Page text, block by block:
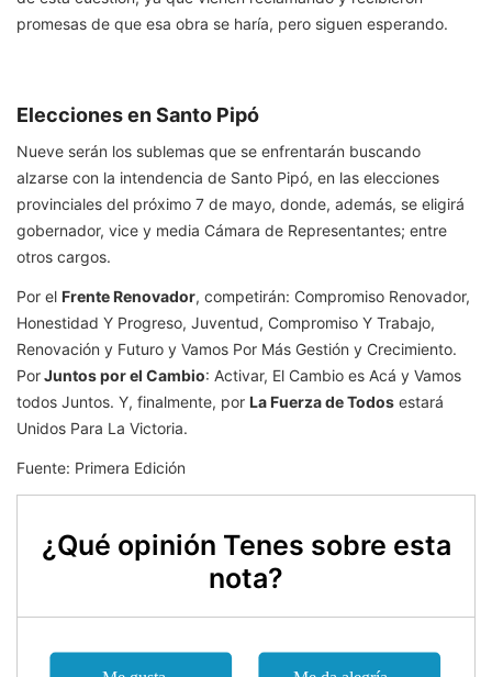
promesas de que esa obra se haría, pero siguen esperando.
Elecciones en Santo Pipó
Nueve serán los sublemas que se enfrentarán buscando
alzarse con la intendencia de Santo Pipó, en las elecciones
provinciales del próximo 7 de mayo, donde, además, se eligirá
gobernador, vice y media Cámara de Representantes; entre
otros cargos.
Por el Frente Renovador, competirán: Compromiso Renovador,
Honestidad Y Progreso, Juventud, Compromiso Y Trabajo,
Renovación y Futuro y Vamos Por Más Gestión y Crecimiento.
PorJuntos por el Cambio: Activar, El Cambio es Acá y Vamos
todos Juntos. Y, finalmente, por La Fuerza de Todos estará
Unidos Para La Victoria.
Fuente: Primera Edición
¿Qué opinión Tenes sobre esta
nota?